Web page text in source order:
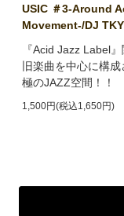
USIC ＃3-Around
Movement-/DJ
『Acid Jazz Label
旧楽曲を中心に構
極のJAZZ空間！！
1,500円(税込1,650円)